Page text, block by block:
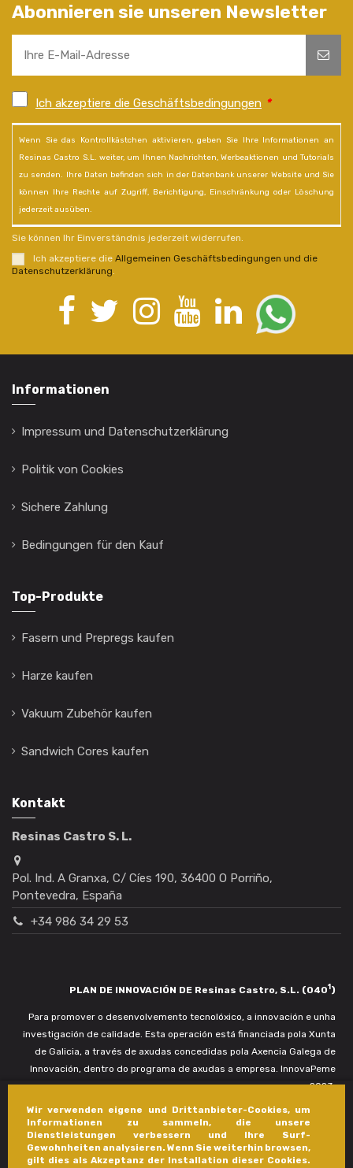
Wir verwenden eigene und Drittanbieter-Cookies, um
Informationen zu sammeln, die unsere
Dienstleistungen verbessern und Ihre Surf-
Gewohnheiten analysieren. Wenn Sie weiterhin browsen,
gilt dies als Akzeptanz der Installation dieser Cookies.
Abonnieren sie unseren Newsletter
Ich akzeptiere die Geschäftsbedingungen *
Wenn Sie das Kontrollkästchen aktivieren, geben Sie Ihre Informationen an
Resinas Castro S.L. weiter, um Ihnen Nachrichten, Werbeaktionen und Tutorials
zu senden. Ihre Daten befinden sich in der Datenbank unserer Website und Sie
können Ihre Rechte auf Zugriff, Berichtigung, Einschränkung oder Löschung
jederzeit ausüben.
Sie können Ihr Einverständnis jederzeit widerrufen.
Ich akzeptiere die Allgemeinen Geschäftsbedingungen und die
Datenschutzerklärung.
Informationen
Impressum und Datenschutzerklärung
Politik von Cookies
Sichere Zahlung
Bedingungen für den Kauf
Top-Produkte
Fasern und Prepregs kaufen
Harze kaufen
Vakuum Zubehör kaufen
Sandwich Cores kaufen
Kontakt
Resinas Castro S. L.
Pol. Ind. A Granxa, C/ Cíes 190, 36400 O Porriño,
Pontevedra, España
+34 986 34 29 53
PLAN DE INNOVACIÓN DE Resinas Castro, S.L. (0401)
Para promover o desenvolvemento tecnolóxico, a innovación e unha
investigación de calidade. Esta operación está financiada pola Xunta
de Galicia, a través de axudas concedidas pola Axencia Galega de
Innovación, dentro do programa de axudas a empresa. InnovaPeme
2023.